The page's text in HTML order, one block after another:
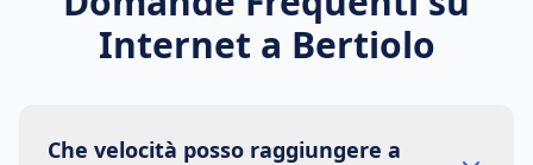
Internet a Bertiolo
Che velocità posso raggiungere a